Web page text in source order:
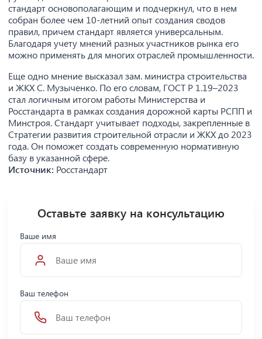
стандарт основополагающим и подчеркнул, что в нем
собран более чем 10-летний опыт создания сводов
правил, причем стандарт является универсальным.
Благодаря учету мнений разных участников рынка его
можно применять для многих отраслей промышленности.
Еще одно мнение высказал зам. министра строительства
и ЖКХ С. Музыченко. По его словам, ГОСТ Р 1.19–2023
стал логичным итогом работы Министерства и
Росстандарта в рамках создания дорожной карты РСПП и
Минстроя. Стандарт учитывает подходы, закрепленные в
Стратегии развития строительной отрасли и ЖКХ до 2023
года. Он поможет создать современную нормативную
базу в указанной сфере.
Источник: Росстандарт
Оставьте заявку на консультацию
Ваше имя
Ваш телефон